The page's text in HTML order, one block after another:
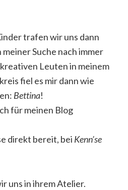
trafen wir uns dann
Suche nach immer
Leuten in meinem
fiel es mir dann wie
Bettina!
für meinen Blog
direkt bereit, bei Kenn’se
uns in ihrem Atelier.